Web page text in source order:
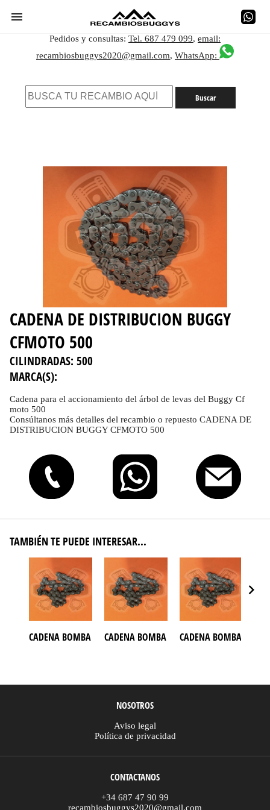
Pedidos y consultas: Tel. 687 479 099, email:
recambiosbuggys2020@gmail.com, WhatsApp:
CADENA DE DISTRIBUCION BUGGY
CFMOTO 500
CILINDRADAS: 500
MARCA(S):
Cadena para el accionamiento del árbol de levas del Buggy Cf
moto 500
Consúltanos más detalles del recambio o repuesto CADENA DE
DISTRIBUCION BUGGY CFMOTO 500
TAMBIÉN TE PUEDE INTERESAR...
CADENA BOMBA DE ACEITE BUGGY AZEL 250
CADENA BOMBA DE ACEITE BUGGY DAZON
CADENA BOMBA DE
NOSOTROS
Aviso legal
Política de privacidad
CONTACTANOS
+34 687 47 90 99
recambiosbuggys2020@gmail.com